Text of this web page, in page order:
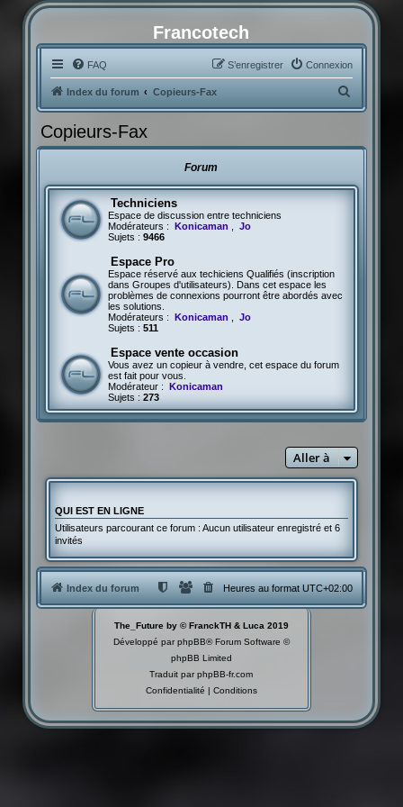
Francotech
FAQ Connexion
S’enregistrer
Index du forum Copieurs-Fax
e
Copieurs-Fax
Forum
Techniciens
Espace de discussion entre techniciens
Modérateurs :
Konicaman , Jo
Sujets : 9466
Espace Pro
Espace réservé aux techiciens Qualifiés (inscription
dans Groupes d'utilisateurs). Dans cet espace les
problèmes de connexions pourront être abordés avec
les solutions.
Modérateurs :
Konicaman , Jo
Sujets : 511
Espace vente occasion
Vous avez un copieur à vendre, cet espace du forum
est fait pour vous.
Modérateur :
Konicaman
Sujets : 273
Aller à
QUI EST EN LIGNE
Utilisateurs parcourant ce forum : Aucun utilisateur enregistré et 6
invités
Index du forum Heures au formatUTC+02:00
The_Future by © FranckTH & Luca 2019
Développé parphpBB® Forum Software ©
phpBB Limited
Traduit parphpBB-fr.com
Confidentialité | Conditions